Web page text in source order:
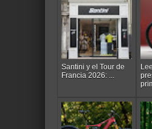
Santini y el Tour de
Francia 2026: ...